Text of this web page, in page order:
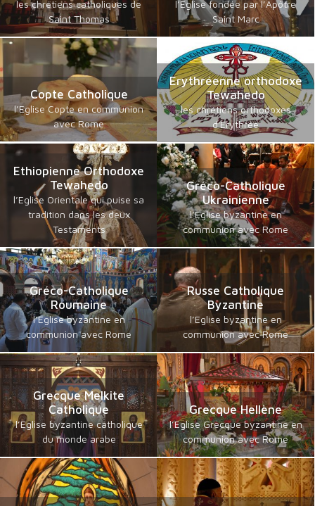
les chrétiens catholiques de
Saint Thomas
l’Eglise fondée par l’Apôtre
Saint Marc
Copte Catholique
l’Eglise Copte en communion
avec Rome
Erythréenne orthodoxe
Tewahedo
les chrétiens orthodoxes
d'Erythrée
Ethiopienne Orthodoxe
Tewahedo
l’Eglise Orientale qui puise sa
tradition dans les deux
Testaments
Gréco-Catholique
Ukrainienne
l’Eglise byzantine en
communion avec Rome
Gréco-Catholique
Roumaine
l’Eglise byzantine en
communion avec Rome
Russe Catholique
Byzantine
l’Eglise byzantine en
communion avec Rome
Grecque Melkite
Catholique
l’Eglise byzantine catholique
du monde arabe
Grecque Hellène
l’Eglise Grecque byzantine en
communion avec Rome